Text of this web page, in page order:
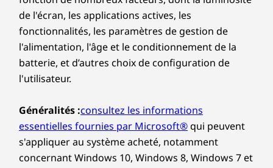
audacieuses qui améliorent votre
expérience quotidienne. Les meilleurs
équipements. Les meilleures
expériences. Lenovo Aura Edition.
DEUX APPAREILS, UNE SEULE VISION
Il suffit de cliquer
Clavier
Rétroéclairage à LED blanches
Pavé tactile haptique en verre
(130 mm x 80 mm/5,12 pouces x 3,15 pouces)
Résistant aux déversements (jusqu’à 500 ml/16,90 oz)
Les spécifications peuvent varier selon la zone géographique/le modèle.
Développement durable
de l'écran, les applications actives, les
fonctionnalités, les paramètres de gestion de
l'alimentation, l'âge et le conditionnement de la
batterie, et d’autres choix de configuration de
l'utilisateur.
Généralités :consultez les informations
essentielles fournies par Microsoft®qui peuvent
s'appliquer au système acheté, notamment
concernant Windows 10, Windows 8, Windows 7 et